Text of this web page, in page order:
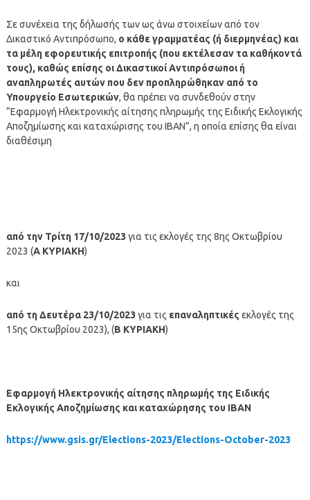
Σε συνέχεια της δήλωσής των ως άνω στοιχείων από τον
Δικαστικό Αντιπρόσωπο, ο κάθε γραμματέας (ή διερμηνέας) και
τα μέλη εφορευτικής επιτροπής (που εκτέλεσαν τα καθήκοντά
τους), καθώς επίσης οι Δικαστικοί Αντιπρόσωποι ή
αναπληρωτές αυτών που δεν προπληρώθηκαν από το
Υπουργείο Εσωτερικών, θα πρέπει να συνδεθούν στην
“Εφαρμογή Ηλεκτρονικής αίτησης πληρωμής της Ειδικής Εκλογικής
Αποζημίωσης και καταχώρισης του ΙΒΑΝ”, η οποία επίσης θα είναι
διαθέσιμη
από την Τρίτη 17/10/2023 για τις εκλογές της 8ης Οκτωβρίου
2023 (Α ΚΥΡΙΑΚΗ)
και
από τη Δευτέρα 23/10/2023 για τις επαναληπτικές εκλογές της
15ης Οκτωβρίου 2023), (Β ΚΥΡΙΑΚΗ)
Εφαρμογή Ηλεκτρονικής αίτησης πληρωμής της Ειδικής
Εκλογικής Αποζημίωσης και καταχώρησης του ΙΒΑΝ
https://www.gsis.gr/Elections-2023/Elections-October-2023